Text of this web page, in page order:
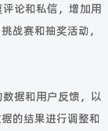
论和私信，增加用
战赛和抽奖活动，
据和用户反馈，以
的结果进行调整和